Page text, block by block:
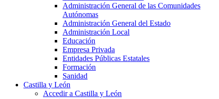
Administración General de las Comunidades
Autónomas
Administración General del Estado
Administración Local
Educación
Empresa Privada
Entidades Públicas Estatales
Formación
Sanidad
Castilla y León
Accedir a Castilla y León